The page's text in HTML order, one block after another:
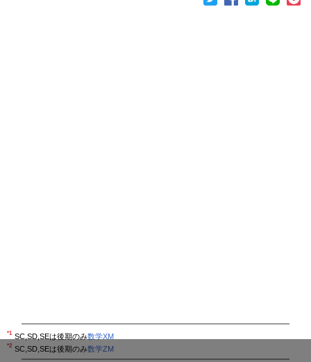
*1 SC,SD,SEは後期のみ数学XM
*2 SC,SD,SEは後期のみ数学ZM